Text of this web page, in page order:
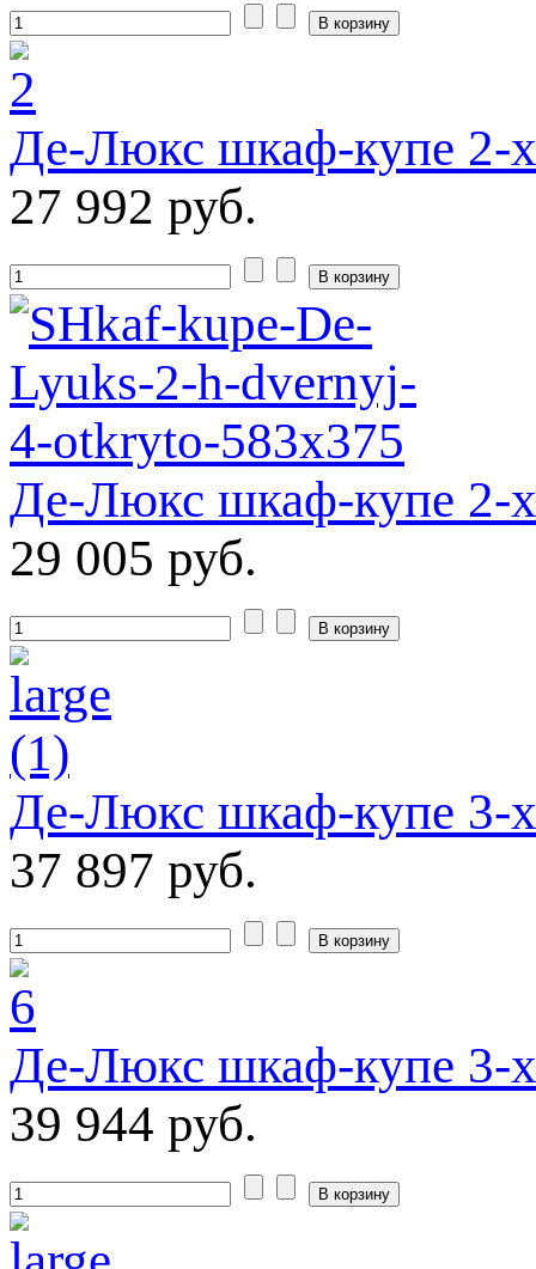
Де-Люкс шкаф-купе 2-
27 992 руб.
Де-Люкс шкаф-купе 2-
29 005 руб.
Де-Люкс шкаф-купе 3-
37 897 руб.
Де-Люкс шкаф-купе 3-
39 944 руб.